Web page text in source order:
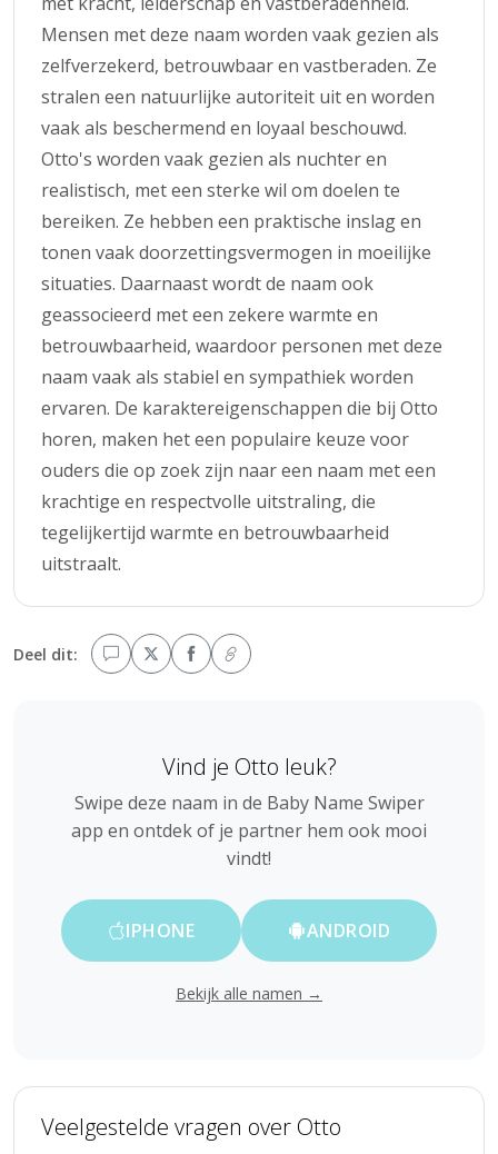
Mensen met deze naam worden vaak gezien als
zelfverzekerd, betrouwbaar en vastberaden. Ze
stralen een natuurlijke autoriteit uit en worden
vaak als beschermend en loyaal beschouwd.
Otto's worden vaak gezien als nuchter en
realistisch, met een sterke wil om doelen te
bereiken. Ze hebben een praktische inslag en
tonen vaak doorzettingsvermogen in moeilijke
situaties. Daarnaast wordt de naam ook
geassocieerd met een zekere warmte en
betrouwbaarheid, waardoor personen met deze
naam vaak als stabiel en sympathiek worden
ervaren. De karaktereigenschappen die bij Otto
horen, maken het een populaire keuze voor
ouders die op zoek zijn naar een naam met een
krachtige en respectvolle uitstraling, die
tegelijkertijd warmte en betrouwbaarheid
uitstraalt.
Deel dit:
Vind je Otto leuk?
Swipe deze naam in de Baby Name Swiper
app en ontdek of je partner hem ook mooi
vindt!
IPHONE ANDROID
Bekijk alle namen →
Veelgestelde vragen over Otto